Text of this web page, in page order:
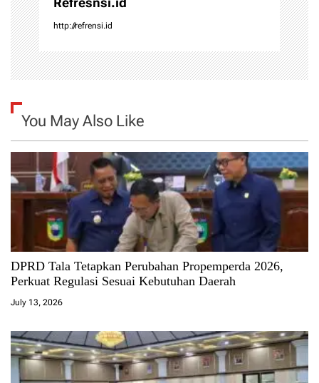
http://refrensi.id
You May Also Like
DPRD Tala Tetapkan Perubahan Propemperda 2026,
Perkuat Regulasi Sesuai Kebutuhan Daerah
July 13, 2026